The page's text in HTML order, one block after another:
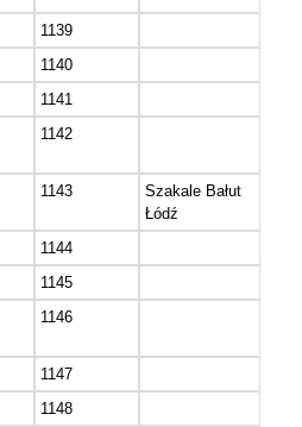
1139
1140
1141
1142
1143
Szakale Bałut
Łódź
1144
1145
1146
1147
1148